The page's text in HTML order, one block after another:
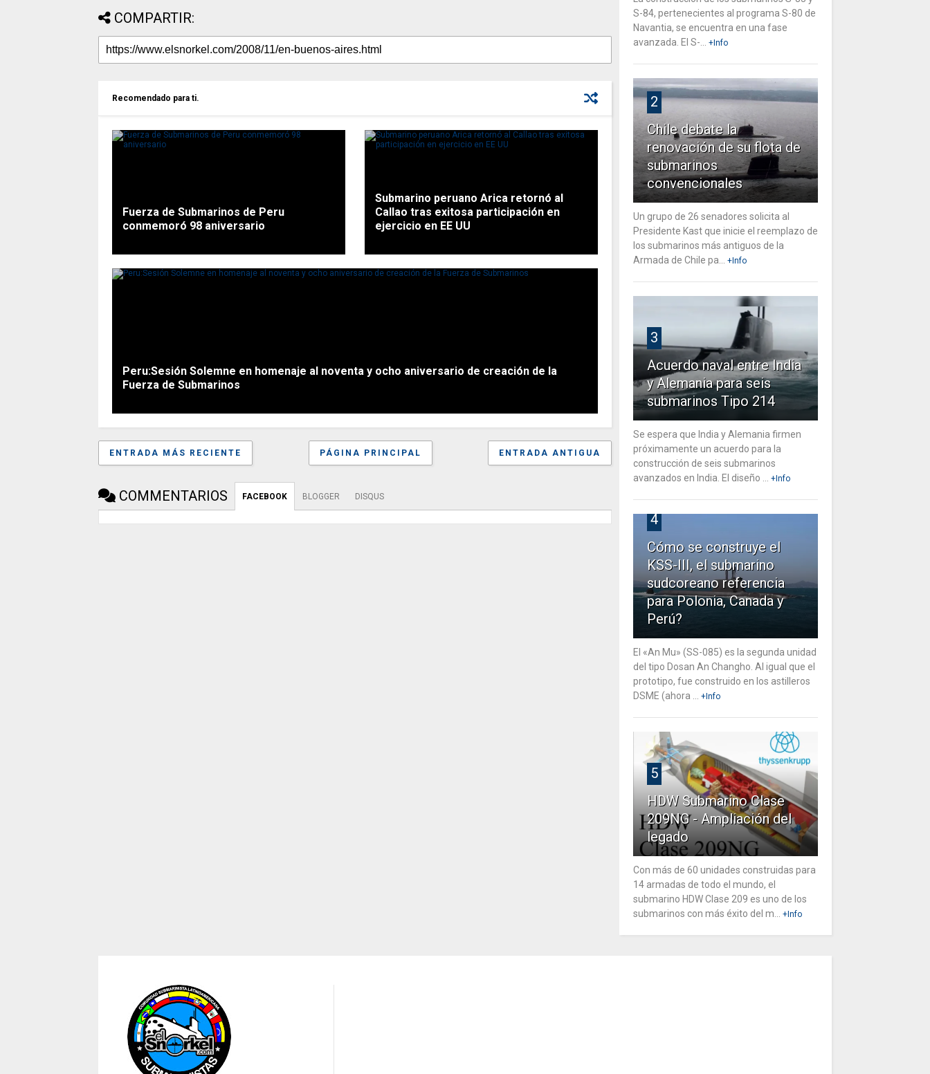
COMPARTIR:
Recomendado para ti.
Fuerza de Submarinos de Peru
conmemoró 98 aniversario
Submarino peruano Arica retornó al
Callao tras exitosa participación en
ejercicio en EE UU
Peru:Sesión Solemne en homenaje al noventa y ocho aniversario de creación de la
Fuerza de Submarinos
ENTRADA MÁS RECIENTE ENTRADA ANTIGUA
PÁGINA PRINCIPAL
COMMENTARIOS FACEBOOK BLOGGER DISQUS
S-84, pertenecientes al programa S-80 de
Navantia, se encuentra en una fase
avanzada. El S-...
+Info
2
Chile debate la
renovación de su flota de
submarinos
convencionales
Un grupo de 26 senadores solicita al
Presidente Kast que inicie el reemplazo de
los submarinos más antiguos de la
Armada de Chile pa...
+Info
3
Acuerdo naval entre India
y Alemania para seis
submarinos Tipo 214
Se espera que India y Alemania firmen
próximamente un acuerdo para la
construcción de seis submarinos
avanzados en India. El diseño ...
+Info
4
Cómo se construye el
KSS-III, el submarino
sudcoreano referencia
para Polonia, Canada y
Perú?
El «An Mu» (SS-085) es la segunda unidad
del tipo Dosan An Changho. Al igual que el
prototipo, fue construido en los astilleros
DSME (ahora ...
+Info
5
HDW Submarino Clase
209NG - Ampliación del
legado
Con más de 60 unidades construidas para
14 armadas de todo el mundo, el
submarino HDW Clase 209 es uno de los
submarinos con más éxito del m...
+Info